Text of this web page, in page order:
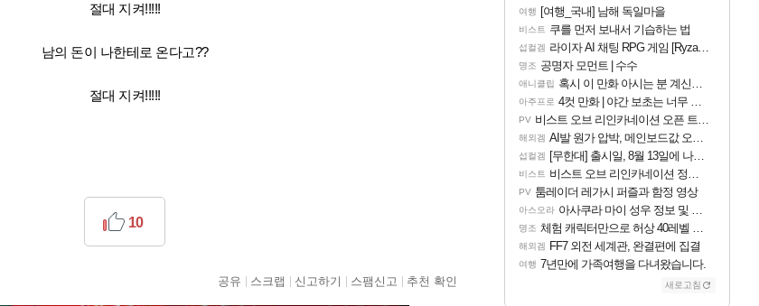
절대 지켜!!!!!
남의 돈이 나한테로 온다고??
절대 지켜!!!!!
10
공유 스크랩 신고하기 스팸신고 추천 확인
여행 [여행_국내] 남해 독일마을
비스트 쿠를 먼저 보내서 기습하는 법
섭컬겜 라이자 AI 채팅 RPG 게임 [RyzaChat: AI] 공개
명조 공명자 모먼트 | 수수
애니클립 혹시 이 만화 아시는 분 계신가요
아주프로 4컷 만화 | 야간 보초는 너무 힘들어
PV 비스트 오브 리인카네이션 오픈 트레일러
해외겜 AI발 원가 압박, 메인보드값 오르나
섭컬겜 [무한대] 출시일, 8월 13일에 나오나
비스트 비스트 오브 리인카네이션 정보/공략글 모음
PV 툼레이더 레가시 퍼즐과 함정 영상
아스오라 아사쿠라 마이 성우 정보 및 주요 필모
명조 체험 캐릭터만으로 허상 40레벨 하이와티아 5분 컷!｜에이메스·린네·모니에 명함
해외겜 FF7 외전 세계관, 완결편에 집결
여행 7년만에 가족여행을 다녀왔습니다.
새로고침